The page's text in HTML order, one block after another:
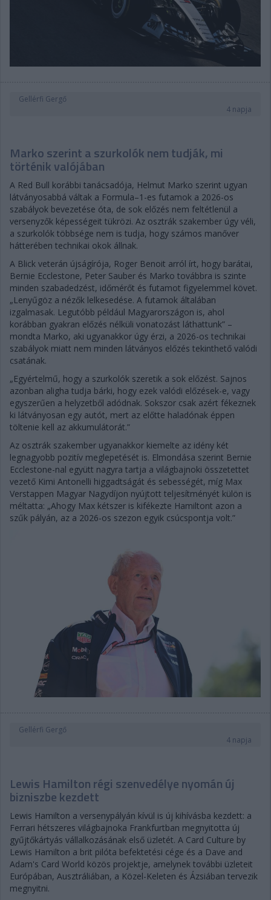
Gellérfi Gergő
4 napja
Marko szerint a szurkolók nem tudják, mi
történik valójában
A Red Bull korábbi tanácsadója, Helmut Marko szerint ugyan
látványosabbá váltak a Formula–1-es futamok a 2026-os
szabályok bevezetése óta, de sok előzés nem feltétlenül a
versenyzők képességeit tükrözi. Az osztrák szakember úgy véli,
a szurkolók többsége nem is tudja, hogy számos manőver
hátterében technikai okok állnak.
A Blick veterán újságírója, Roger Benoit arról írt, hogy barátai,
Bernie Ecclestone, Peter Sauber és Marko továbbra is szinte
minden szabadedzést, időmérőt és futamot figyelemmel követ.
„Lenyűgöz a nézők lelkesedése. A futamok általában
izgalmasak. Legutóbb például Magyarországon is, ahol
korábban gyakran előzés nélküli vonatozást láthattunk” –
mondta Marko, aki ugyanakkor úgy érzi, a 2026-os technikai
szabályok miatt nem minden látványos előzés tekinthető valódi
csatának.
„Egyértelmű, hogy a szurkolók szeretik a sok előzést. Sajnos
azonban aligha tudja bárki, hogy ezek valódi előzések-e, vagy
egyszerűen a helyzetből adódnak. Sokszor csak azért fékeznek
ki látványosan egy autót, mert az előtte haladónak éppen
töltenie kell az akkumulátorát.”
Az osztrák szakember ugyanakkor kiemelte az idény két
legnagyobb pozitív meglepetését is. Elmondása szerint Bernie
Ecclestone-nal együtt nagyra tartja a világbajnoki összetettet
vezető Kimi Antonelli higgadtságát és sebességét, míg Max
Verstappen Magyar Nagydíjon nyújtott teljesítményét külön is
méltatta: „Ahogy Max kétszer is kifékezte Hamiltont azon a
szűk pályán, az a 2026-os szezon egyik csúcspontja volt.”
Gellérfi Gergő
4 napja
Lewis Hamilton régi szenvedélye nyomán új
bizniszbe kezdett
Lewis Hamilton a versenypályán kívül is új kihívásba kezdett: a
Ferrari hétszeres világbajnoka Frankfurtban megnyitotta új
gyűjtőkártyás vállalkozásának első üzletét. A Card Culture by
Lewis Hamilton a brit pilóta befektetési cége és a Dave and
Adam's Card World közös projektje, amelynek további üzleteit
Európában, Ausztráliában, a Közel-Keleten és Ázsiában tervezik
megnyitni.